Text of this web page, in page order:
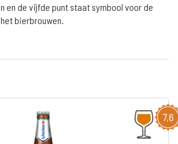
en de vijfde punt staat symbool voor de
bierbrouwen.
7,6